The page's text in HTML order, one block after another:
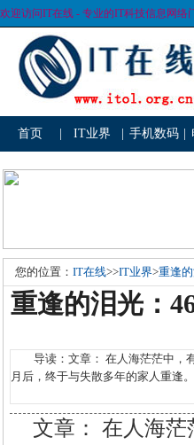
欢迎访问IT在线 - 专业的IT科技信息网络
首页 IT业界 手机数码
您的位置： IT在线>>IT业界>重逢
重逢的泪光：
导读：文章： 在人海茫茫中，有
月后，终于与失散多年的家人重逢
文章： 在人海